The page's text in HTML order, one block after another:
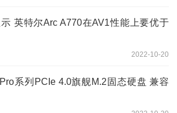
英特尔Arc A770在AV1性能上要优于
2022-10-20
系列PCIe 4.0旗舰M.2固态硬盘 兼容